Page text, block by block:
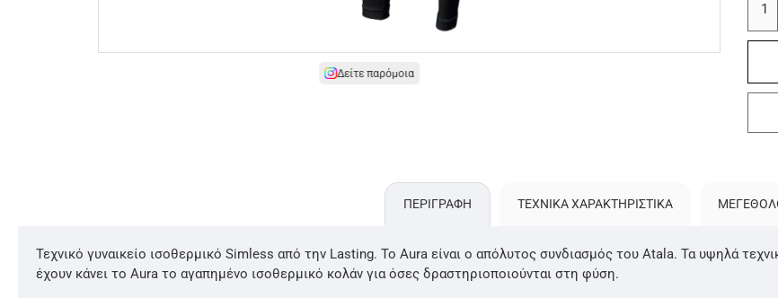
Δείτε παρόμοια
ΠΕΡΙΓΡΑΦΗ ΤΕΧΝΙΚΑ ΧΑΡΑΚΤΗΡΙΣΤΙΚΑ
Τεχνικό γυναικείο ισοθερμικό Simless από την Lasting. Το Aura είναι ο απόλυτος συνδιασμός του Atala. Τα υψηλά
έχουν κάνει το Aura το αγαπημένο ισοθερμικό κολάν για όσες δραστηριοποιούνται στη φύση.